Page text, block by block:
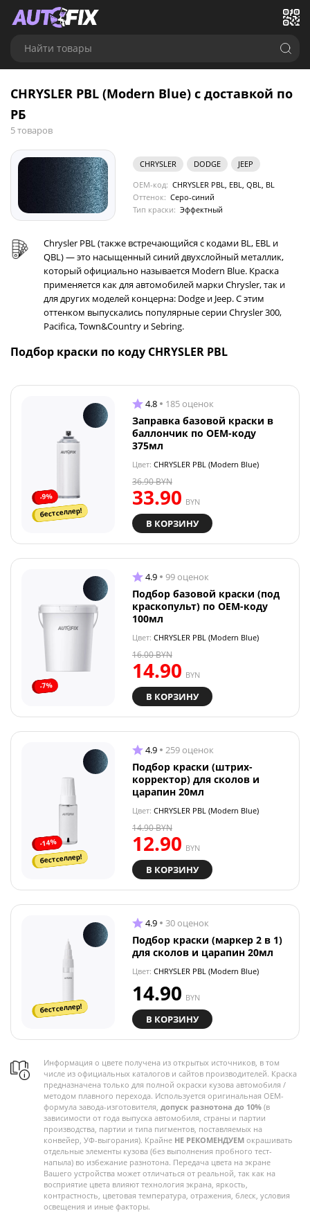
Найти товары
CHRYSLER PBL (Modern Blue) с доставкой по
РБ
5 товаров
CHRYSLER DODGE
JEEP
OEM-код: CHRYSLER PBL, EBL, QBL, BL
Оттенок: Серо-синий
Тип краски: Эффектный
Chrysler PBL (также встречающийся с кодами BL, EBL и
QBL) — это насыщенный синий двухслойный металлик,
который официально называется Modern Blue. Краска
применяется как для автомобилей марки Chrysler, так и
для других моделей концерна: Dodge и Jeep. С этим
оттенком выпускались популярные серии Chrysler 300,
Pacifica, Town&Country и Sebring.
Подбор краски по коду CHRYSLER PBL
-9%
бестселлер!
4.8 185 оценок
Заправка базовой краски в
баллончик по OEM-коду
375мл
Цвет: CHRYSLER PBL (Modern Blue)
33.90 BYN
36.90BYN
В КОРЗИНУ
-7%
4.9 99 оценок
Подбор базовой краски (под
краскопульт) по OEM-коду
100мл
Цвет: CHRYSLER PBL (Modern Blue)
14.90 BYN
16.00BYN
В КОРЗИНУ
-14%
бестселлер!
4.9 259 оценок
Подбор краски (штрих-
корректор) для сколов и
царапин 20мл
Цвет: CHRYSLER PBL (Modern Blue)
12.90 BYN
14.90BYN
В КОРЗИНУ
бестселлер!
4.9 30 оценок
Подбор краски (маркер 2 в 1)
для сколов и царапин 20мл
Цвет: CHRYSLER PBL (Modern Blue)
14.90 BYN
В КОРЗИНУ
Информация о цвете получена из открытых источников, в том
числе из официальных каталогов и сайтов производителей. Краска
предназначена только для полной окраски кузова автомобиля /
методом плавного перехода. Используется оригинальная OEM-
формула завода-изготовителя, допуск разнотона до 10% (в
зависимости от года выпуска автомобиля, страны и партии
производства, партии и типа пигментов, поставляемых на
конвейер, УФ-выгорания). Крайне НЕ РЕКОМЕНДУЕМ окрашивать
отдельные элементы кузова (без выполнения пробного тест-
напыла) во избежание разнотона. Передача цвета на экране
Вашего устройства может отличаться от реальной, так как на
восприятие цвета влияют технология экрана, яркость,
контрастность, цветовая температура, отражения, блеск, условия
освещения и иные факторы.